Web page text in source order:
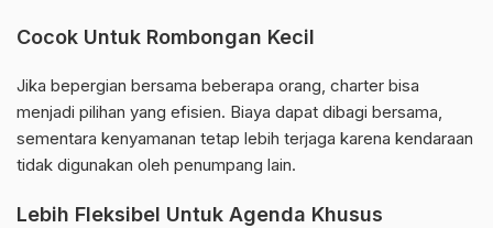
Cocok Untuk Rombongan Kecil
Jika bepergian bersama beberapa orang, charter bisa
menjadi pilihan yang efisien. Biaya dapat dibagi bersama,
sementara kenyamanan tetap lebih terjaga karena kendaraan
tidak digunakan oleh penumpang lain.
Lebih Fleksibel Untuk Agenda Khusus